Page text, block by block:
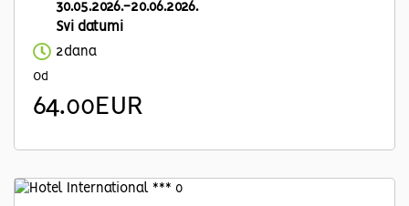
30.05.2026.-20.06.2026.
Svi datumi
2dana
Od
64.00EUR